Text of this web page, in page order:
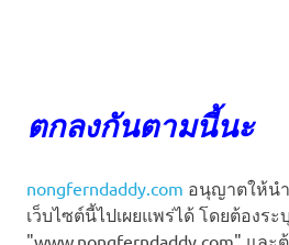
ตกลงกันตามนี้นะ
nongferndaddy.com อนุญาตให้น
เว็บไซต์นี้ไปเผยแพร่ได้ โดยต้องร